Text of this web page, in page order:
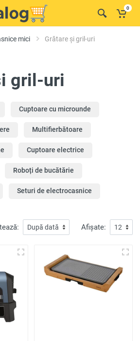
0
mici Grătare și gril-uri
gril-uri
Cuptoare cu microunde
Multifierbătoare
Cuptoare electrice
Roboți de bucătărie
Seturi de electrocasnice
Afișate: